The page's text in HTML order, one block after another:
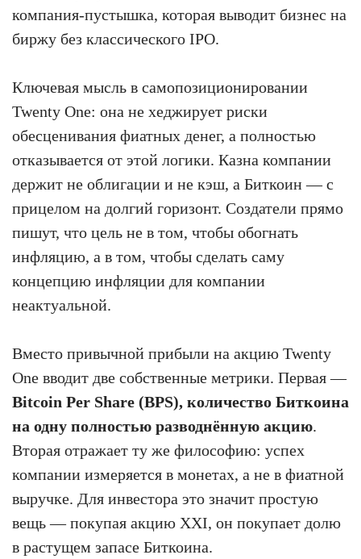
компания-пустышка, которая выводит бизнес на
биржу без классического IPO.
Ключевая мысль в самопозиционировании
Twenty One: она не хеджирует риски
обесценивания фиатных денег, а полностью
отказывается от этой логики. Казна компании
держит не облигации и не кэш, а Биткоин — с
прицелом на долгий горизонт. Создатели прямо
пишут, что цель не в том, чтобы обогнать
инфляцию, а в том, чтобы сделать саму
концепцию инфляции для компании
неактуальной.
Вместо привычной прибыли на акцию Twenty
One вводит две собственные метрики. Первая —
Bitcoin Per Share (BPS), количество Биткоина
на одну полностью разводнённую акцию.
Вторая отражает ту же философию: успех
компании измеряется в монетах, а не в фиатной
выручке. Для инвестора это значит простую
вещь — покупая акцию XXI, он покупает долю
в растущем запасе Биткоина.